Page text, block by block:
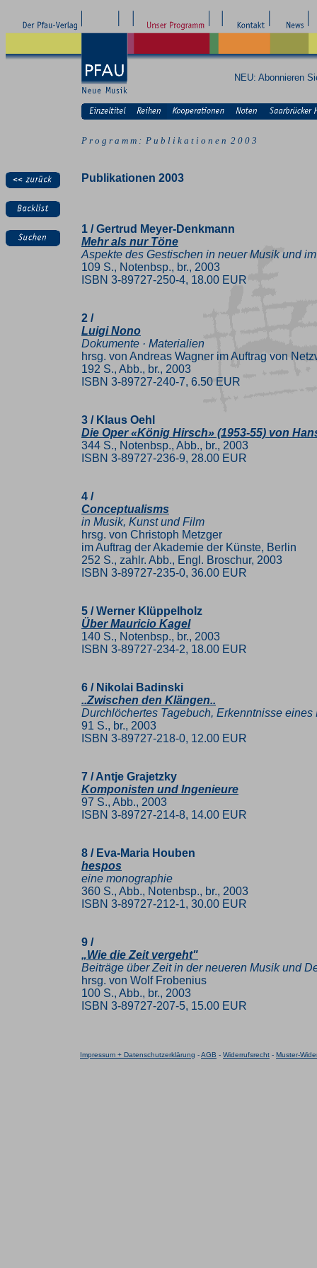
NEU: Abonnieren
P r o g r a m m : P u b l i k a t i o n e n 2 0 0 3
Publikationen 2003
1 / Gertrud Meyer-Denkmann
Mehr als nur Töne
Aspekte des Gestischen in neuer Musik und
109 S., Notenbsp., br., 2003
ISBN 3-89727-250-4, 18.00 EUR
2 /
Luigi Nono
Dokumente · Materialien
hrsg. von Andreas Wagner im Auftrag von
192 S., Abb., br., 2003
ISBN 3-89727-240-7, 6.50 EUR
3 / Klaus Oehl
Die Oper «König Hirsch» (1953-55) von
344 S., Notenbsp., Abb., br., 2003
ISBN 3-89727-236-9, 28.00 EUR
4 /
Conceptualisms
in Musik, Kunst und Film
hrsg. von Christoph Metzger
im Auftrag der Akademie der Künste, Berlin
252 S., zahlr. Abb., Engl. Broschur, 2003
ISBN 3-89727-235-0, 36.00 EUR
5 / Werner Klüppelholz
Über Mauricio Kagel
140 S., Notenbsp., br., 2003
ISBN 3-89727-234-2, 18.00 EUR
6 / Nikolai Badinski
..Zwischen den Klängen..
Durchlöchertes Tagebuch, Erkenntnisse eines
91 S., br., 2003
ISBN 3-89727-218-0, 12.00 EUR
7 / Antje Grajetzky
Komponisten und Ingenieure
97 S., Abb., 2003
ISBN 3-89727-214-8, 14.00 EUR
8 / Eva-Maria Houben
hespos
eine monographie
360 S., Abb., Notenbsp., br., 2003
ISBN 3-89727-212-1, 30.00 EUR
9 /
„Wie die Zeit vergeht"
Beiträge über Zeit in der neueren Musik und
hrsg. von Wolf Frobenius
100 S., Abb., br., 2003
ISBN 3-89727-207-5, 15.00 EUR
Impressum + Datenschutzerklärung -AGB - Widerrufsrecht - Muster-